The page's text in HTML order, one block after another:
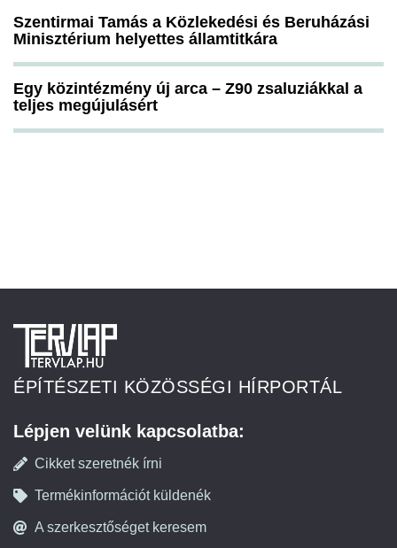
Szentirmai Tamás a Közlekedési és Beruházási
Minisztérium helyettes államtitkára
Egy közintézmény új arca – Z90 zsaluziákkal a
teljes megújulásért
ÉPÍTÉSZETI KÖZÖSSÉGI HÍRPORTÁL
Lépjen velünk kapcsolatba:
Cikket szeretnék írni
Termékinformációt küldenék
A szerkesztőséget keresem